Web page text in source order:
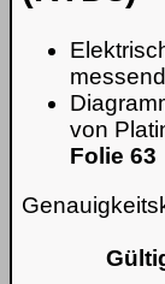
von
Folie 63